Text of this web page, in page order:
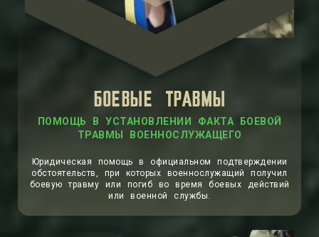
БОЕВЫЕ ТРАВМЫ
Юридическая помощь в официальном подтверждении
обстоятельств, при которых военнослужащий получил
боевую травму или погиб во время боевых действий
или военной службы.